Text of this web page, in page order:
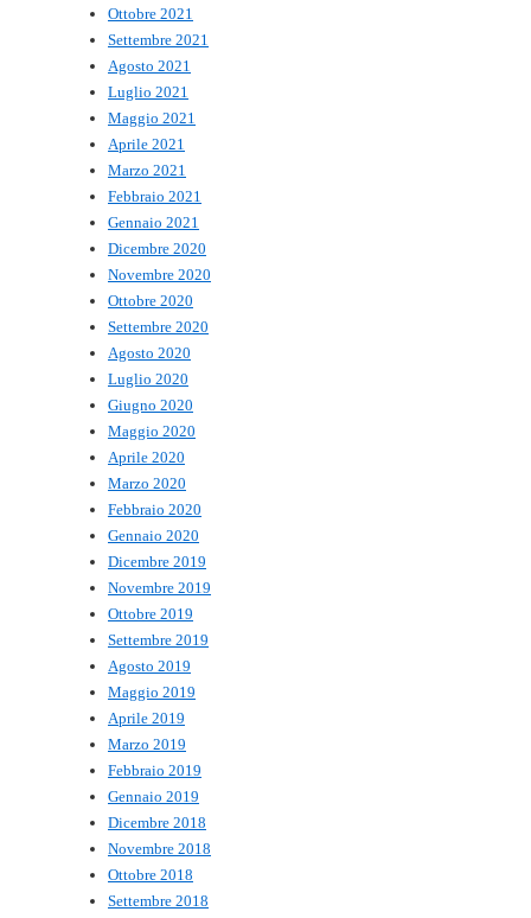
Ottobre 2021
Settembre 2021
Agosto 2021
Luglio 2021
Maggio 2021
Aprile 2021
Marzo 2021
Febbraio 2021
Gennaio 2021
Dicembre 2020
Novembre 2020
Ottobre 2020
Settembre 2020
Agosto 2020
Luglio 2020
Giugno 2020
Maggio 2020
Aprile 2020
Marzo 2020
Febbraio 2020
Gennaio 2020
Dicembre 2019
Novembre 2019
Ottobre 2019
Settembre 2019
Agosto 2019
Maggio 2019
Aprile 2019
Marzo 2019
Febbraio 2019
Gennaio 2019
Dicembre 2018
Novembre 2018
Ottobre 2018
Settembre 2018